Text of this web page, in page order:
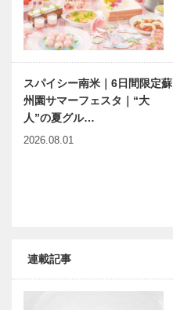
のち輝く社会
の実現へ
神戸鉄人伝
校法人和弘学
園 明舞幼稚
スパイシー南米｜6日間限定蘇
州園サマーフェスタ｜“大
人”の夏グル…
2026.08.01
連載記事